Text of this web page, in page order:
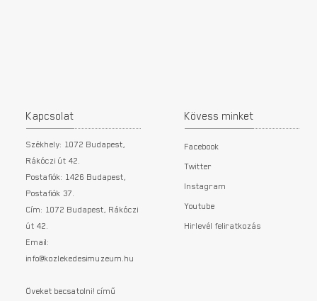
Kapcsolat
Székhely: 1072 Budapest,
Rákóczi út 42.
Postafiók: 1426 Budapest,
Postafiók 37.
Cím: 1072 Budapest, Rákóczi
út 42.
Email:
info@kozlekedesimuzeum.hu
Öveket becsatolni! című
Kövess minket
Facebook
Twitter
Instagram
Youtube
Hirlevél feliratkozás